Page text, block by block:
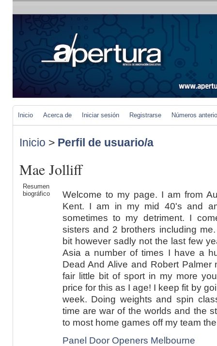
Inicio Acerca de Iniciar sesión Registrarse Números
Inicio > Perfil de usuario/a
Mae Jolliff
Resumen
biográfico
Welcome to my page. I am from
Kent. I am in my mid 40's and
sometimes to my detriment. I
sisters and 2 brothers including
bit however sadly not the last few
Asia a number of times I have a
Dead And Alive and Robert
fair little bit of sport in my more
price for this as I age! I keep fit by
week. Doing weights and spin
time are war of the worlds and the
to most home games off my team
Panel Door Openers Melbourne